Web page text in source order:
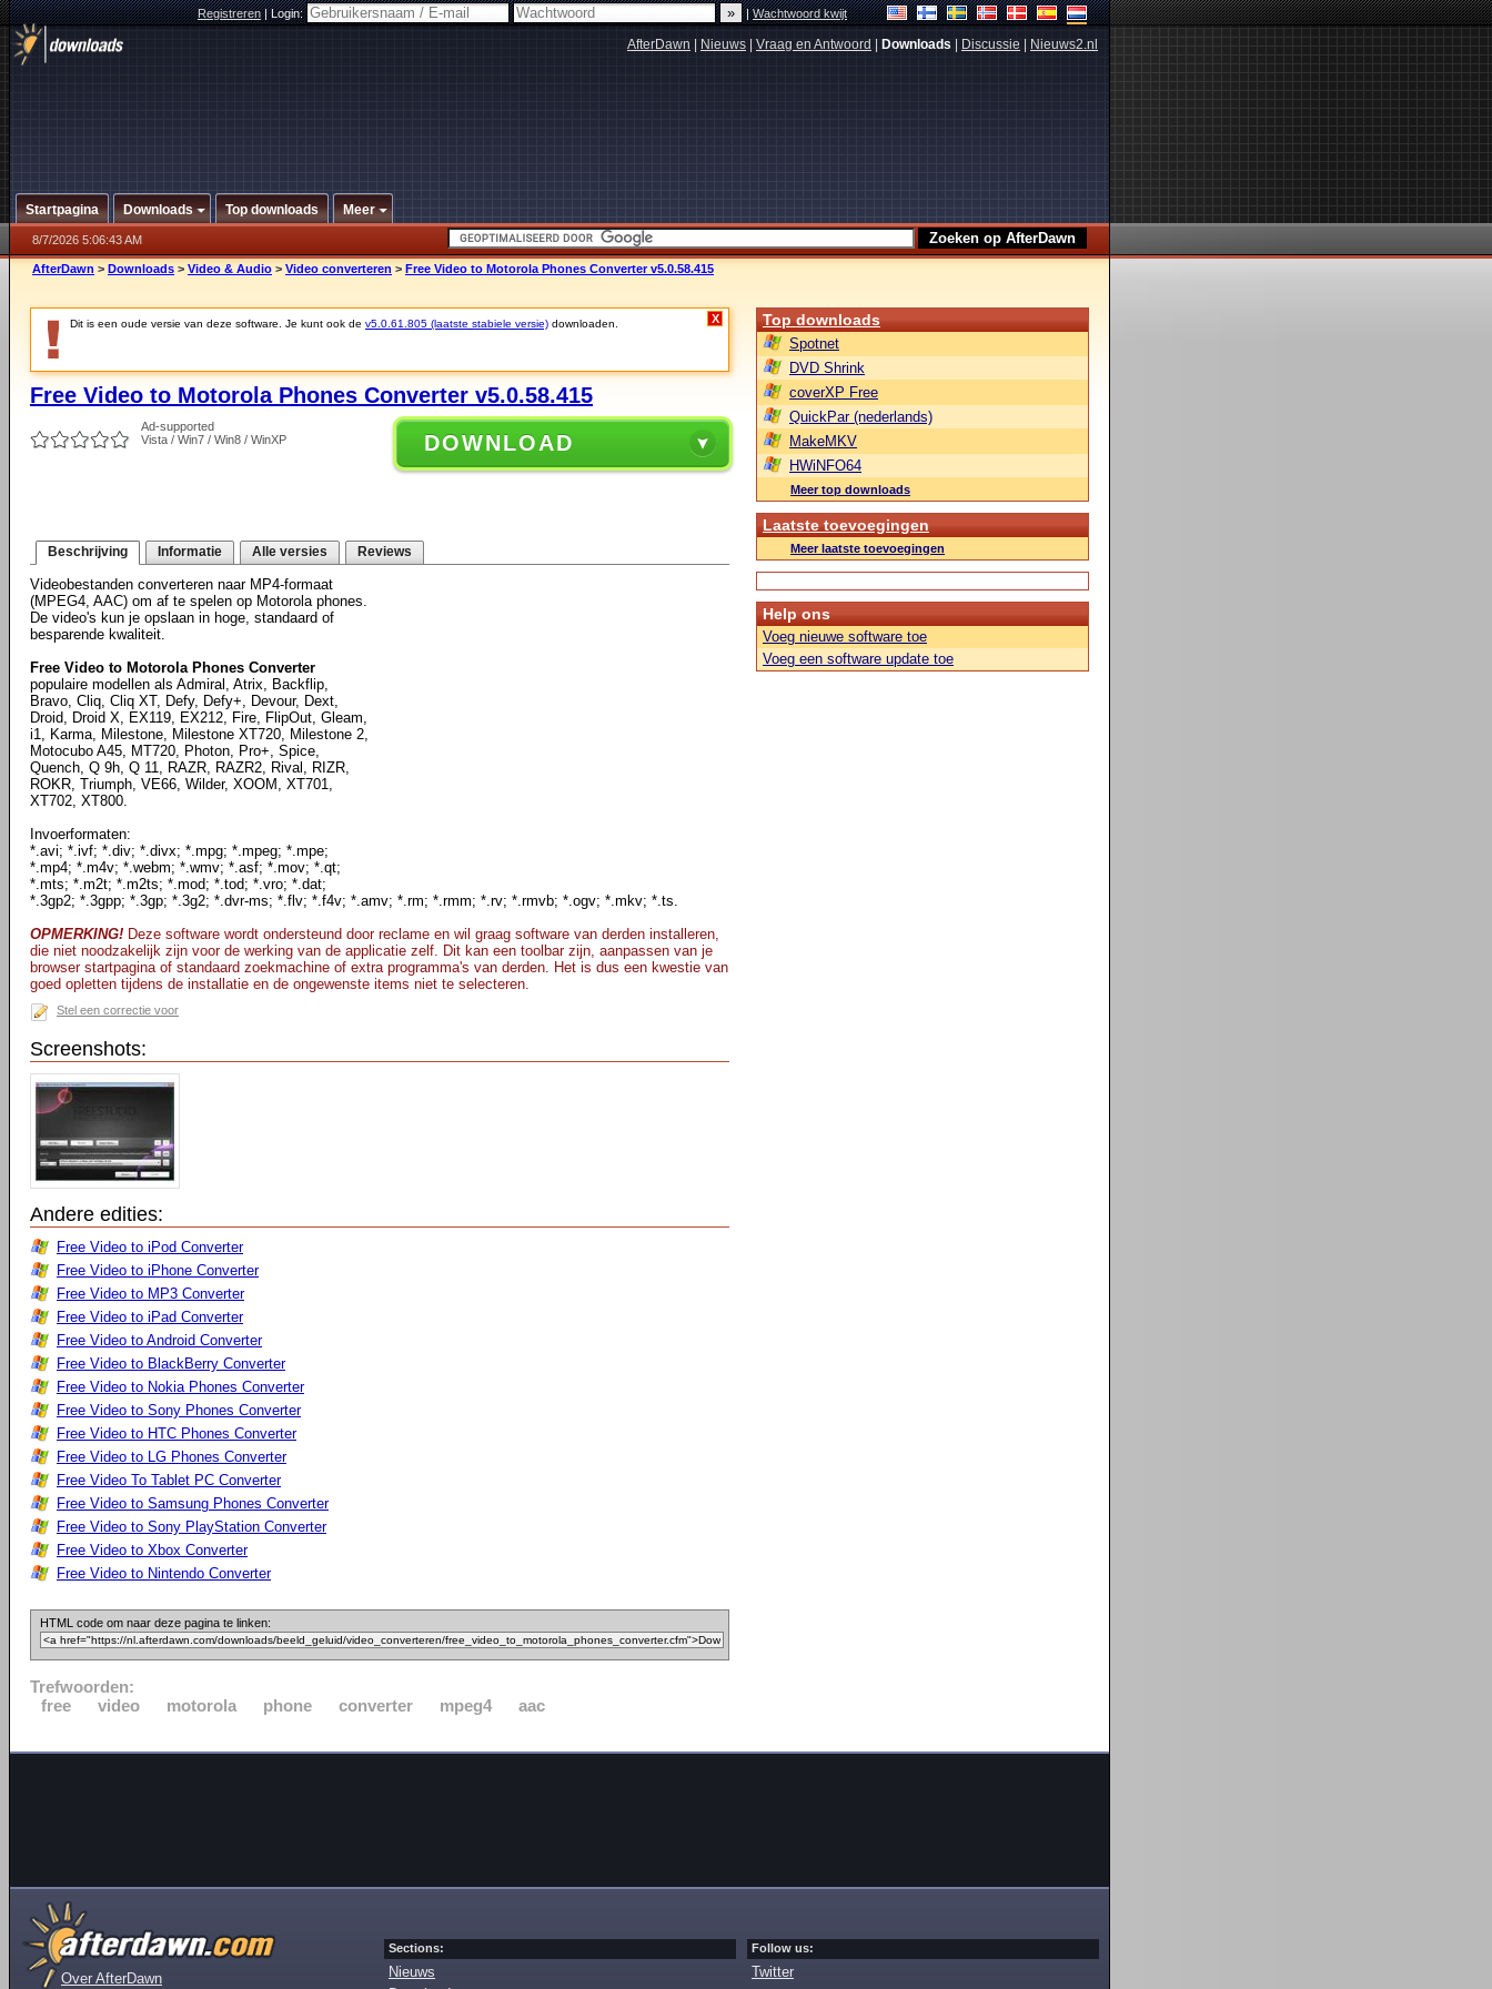
Registreren|Login: |Wachtwoord kwijt
AfterDawn Nieuws Vraag en Antwoord Downloads Discussie Nieuws2.nl
Startpagina Downloads Top downloads Meer
8/7/2026 5:06:43 AM
AfterDawn > Downloads > Video & Audio > Video converteren > Free Video to Motorola Phones Converter v5.0.58.415
Dit is een oude versie van deze software. Je kunt ook de v5.0.61.805 (laatste stabiele versie) downloaden. X
Free Video to Motorola Phones Converter v5.0.58.415
Ad-supported
Vista / Win7 / Win8 / WinXP
DOWNLOAD
Beschrijving Informatie Alle versies Reviews
Videobestanden converteren naar MP4-formaat
(MPEG4, AAC) om af te spelen op Motorola phones.
De video's kun je opslaan in hoge, standaard of
besparende kwaliteit.
Free Video to Motorola Phones Converter
populaire modellen als Admiral, Atrix, Backflip,
Bravo, Cliq, Cliq XT, Defy, Defy+, Devour, Dext,
Droid, Droid X, EX119, EX212, Fire, FlipOut, Gleam,
i1, Karma, Milestone, Milestone XT720, Milestone 2,
Motocubo A45, MT720, Photon, Pro+, Spice,
Quench, Q 9h, Q 11, RAZR, RAZR2, Rival, RIZR,
ROKR, Triumph, VE66, Wilder, XOOM, XT701,
XT702, XT800.
Invoerformaten:
*.avi; *.ivf; *.div; *.divx; *.mpg; *.mpeg; *.mpe;
*.mp4; *.m4v; *.webm; *.wmv; *.asf; *.mov; *.qt;
*.mts; *.m2t; *.m2ts; *.mod; *.tod; *.vro; *.dat;
*.3gp2; *.3gpp; *.3gp; *.3g2; *.dvr-ms; *.flv; *.f4v; *.amv; *.rm; *.rmm; *.rv; *.rmvb; *.ogv; *.mkv; *.ts.
OPMERKING! Deze software wordt ondersteund door reclame en wil graag software van derden installeren,
die niet noodzakelijk zijn voor de werking van de applicatie zelf. Dit kan een toolbar zijn, aanpassen van je
browser startpagina of standaard zoekmachine of extra programma's van derden. Het is dus een kwestie van
goed opletten tijdens de installatie en de ongewenste items niet te selecteren.
Stel een correctie voor
Screenshots:
Andere edities:
Free Video to iPod Converter
Free Video to iPhone Converter
Free Video to MP3 Converter
Free Video to iPad Converter
Free Video to Android Converter
Free Video to BlackBerry Converter
Free Video to Nokia Phones Converter
Free Video to Sony Phones Converter
Free Video to HTC Phones Converter
Free Video to LG Phones Converter
Free Video To Tablet PC Converter
Free Video to Samsung Phones Converter
Free Video to Sony PlayStation Converter
Free Video to Xbox Converter
Free Video to Nintendo Converter
HTML code om naar deze pagina te linken:
Trefwoorden:
free
video motorola phone converter mpeg4 aac
Top downloads
Spotnet
DVD Shrink
coverXP Free
QuickPar (nederlands)
MakeMKV
HWiNFO64
Meer top downloads
Laatste toevoegingen
Meer laatste toevoegingen
Help ons
Voeg nieuwe software toe
Voeg een software update toe
Over AfterDawn
Sections:
Nieuws
Follow us:
Twitter